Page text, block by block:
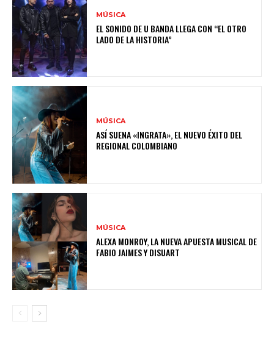
MÚSICA
EL SONIDO DE U BANDA LLEGA CON “EL OTRO
LADO DE LA HISTORIA”
MÚSICA
ASÍ SUENA «INGRATA», EL NUEVO ÉXITO DEL
REGIONAL COLOMBIANO
MÚSICA
ALEXA MONROY, LA NUEVA APUESTA MUSICAL DE
FABIO JAIMES Y DISUART